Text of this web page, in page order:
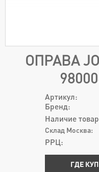
ОПРАВА
Артикул:
Бренд:
Наличие
Склад Москва:
РРЦ:
ГДЕ